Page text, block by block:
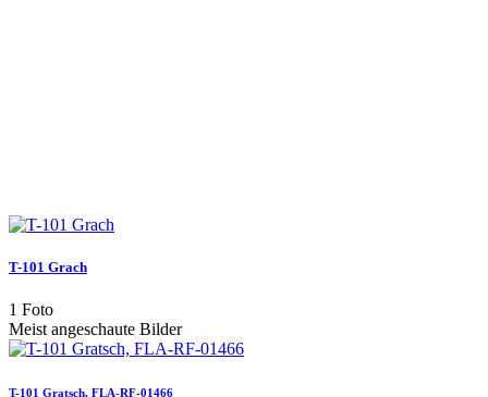
T-101 Grach
1 Foto
Meist angeschaute Bilder
T-101 Gratsch, FLA-RF-01466